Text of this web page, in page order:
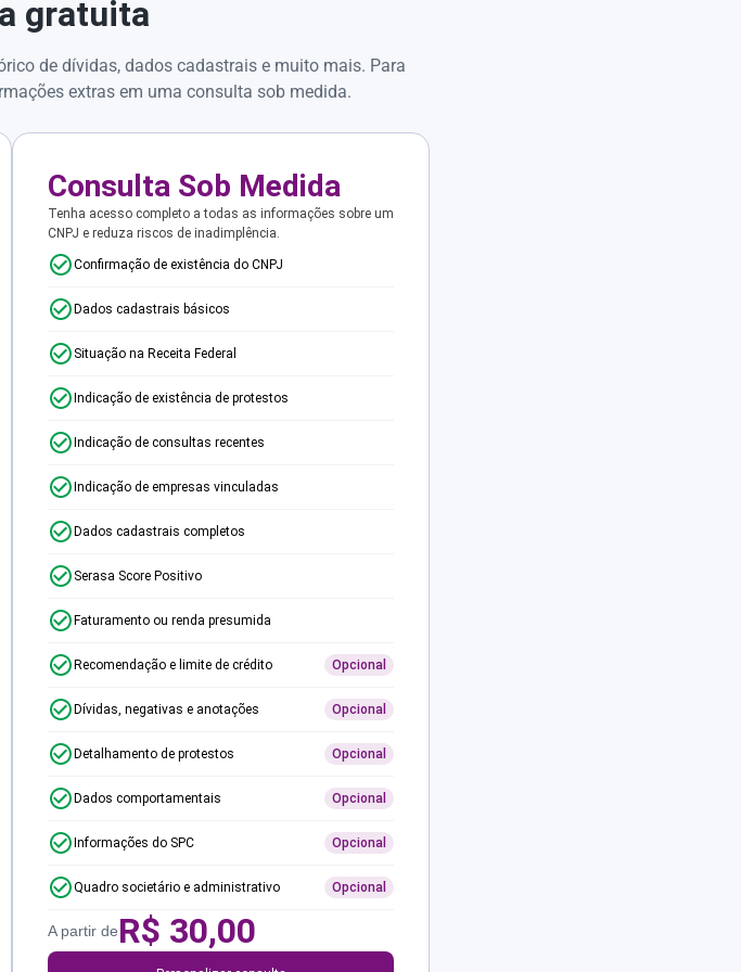
gratuita
de dívidas, dados cadastrais e muito mais. Para
extras em uma consulta sob medida.
Consulta Sob Medida
Tenha acesso completo a todas as informações sobre um
CNPJ e reduza riscos de inadimplência.
Confirmação de existência do CNPJ
Dados cadastrais básicos
Situação na Receita Federal
Indicação de existência de protestos
Indicação de consultas recentes
Indicação de empresas vinculadas
Dados cadastrais completos
Serasa Score Positivo
Faturamento ou renda presumida
Recomendação e limite de crédito Opcional
Dívidas, negativas e anotações Opcional
Detalhamento de protestos Opcional
Dados comportamentais Opcional
Informações do SPC Opcional
Quadro societário e administrativo Opcional
A partir deR$ 30,00